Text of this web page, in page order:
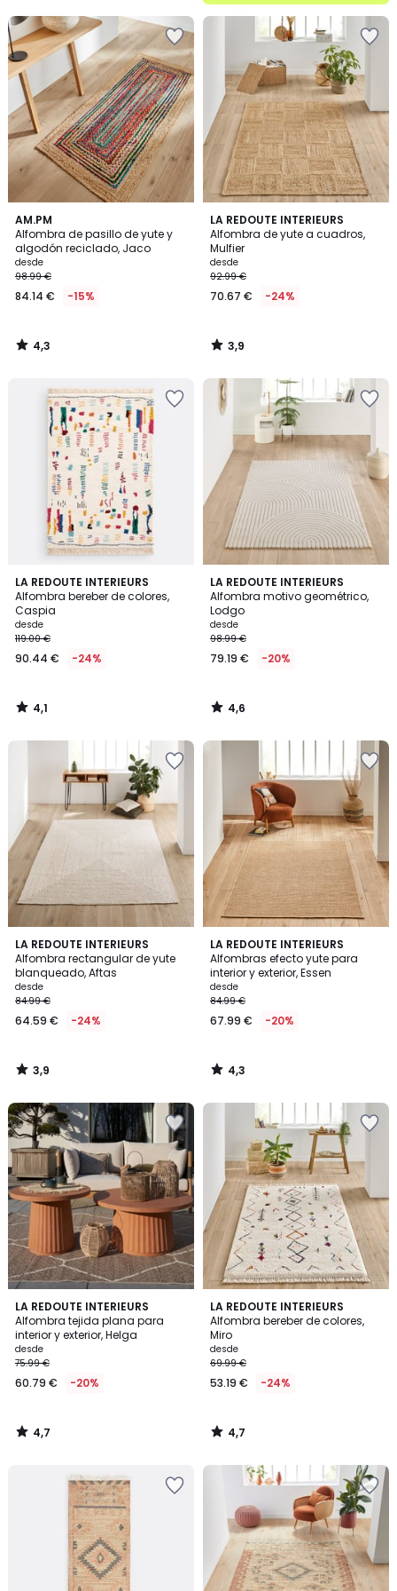
AM.PM
Alfombra de pasillo de yute y
algodón reciclado, Jaco
desde
98.99 €
84.14 € -15%
4,3
/ 5
4,3
/
LA REDOUTE INTERIEURS
Alfombra de yute a cuadros,
Mulfier
desde
92.99 €
70.67 € -24%
3,9
/ 5
3,9
/
LA REDOUTE INTERIEURS
Alfombra bereber de colores,
Caspia
desde
119.00 €
90.44 € -24%
4,1
/ 5
4,1
/
LA REDOUTE INTERIEURS
Alfombra motivo geométrico,
Lodgo
desde
98.99 €
79.19 € -20%
4,6
/ 5
4,6
/
LA REDOUTE INTERIEURS
Alfombra rectangular de yute
blanqueado, Aftas
desde
84.99 €
64.59 € -24%
3,9
/ 5
3,9
/
LA REDOUTE INTERIEURS
Alfombras efecto yute para
interior y exterior, Essen
desde
84.99 €
67.99 € -20%
4,3
/ 5
4,3
/
LA REDOUTE INTERIEURS
Alfombra tejida plana para
interior y exterior, Helga
desde
75.99 €
60.79 € -20%
4,7
/ 5
4,7
/
LA REDOUTE INTERIEURS
Alfombra bereber de colores,
Miro
desde
69.99 €
53.19 € -24%
4,7
/ 5
4,7
/